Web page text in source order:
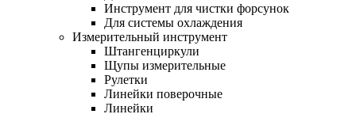
Инструмент для чистки форсунок
Для системы охлаждения
Измерительный инструмент
Штангенциркули
Щупы измерительные
Рулетки
Линейки поверочные
Линейки